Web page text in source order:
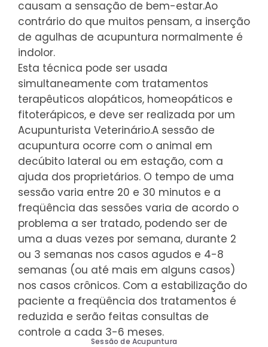
causam a sensação de bem-estar.Ao
contrário do que muitos pensam, a inserção
de agulhas de acupuntura normalmente é
indolor.
Esta técnica pode ser usada
simultaneamente com tratamentos
terapêuticos alopáticos, homeopáticos e
fitoterápicos, e deve ser realizada por um
Acupunturista Veterinário.A sessão de
acupuntura ocorre com o animal em
decúbito lateral ou em estação, com a
ajuda dos proprietários. O tempo de uma
sessão varia entre 20 e 30 minutos e a
freqüência das sessões varia de acordo o
problema a ser tratado, podendo ser de
uma a duas vezes por semana, durante 2
ou 3 semanas nos casos agudos e 4-8
semanas (ou até mais em alguns casos)
nos casos crônicos. Com a estabilização do
paciente a freqüência dos tratamentos é
reduzida e serão feitas consultas de
controle a cada 3-6 meses.
Sessão de Acupuntura